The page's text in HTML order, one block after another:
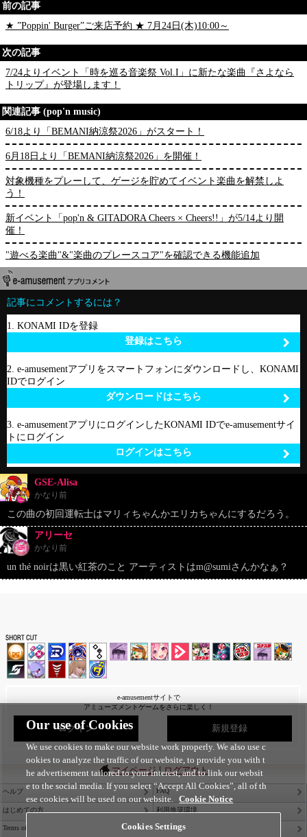
前の記事
★ ”Poppin' Burger”ご来店予約 ★ 7月24日(木)10:00～
次の記事
7/24よりイベント「時を巡る音楽祭 Vol.I」に新たな楽曲『さよなら
トリップ』が登場します！
関連記事 (pop'n music)
6/18より「BEMANI納涼祭2026」がスタート！
6月18日より「BEMANI納涼祭2026」を開催！
対象機種をプレーして、ゲージを貯めてイベント楽曲を解禁しよ
う！
新イベント「pop'n & GITADORA Cheers × Cheers!!」が5/14より開
催！
"遊べる楽曲"&"楽曲のプレースコア"を確認できる機能追加
記事にコメントするには？
1. KONAMI IDを登録
登録はこちら
2. e-amusementアプリをスマートフォンにダウンロードし、KONAMI
IDでログイン
ダウンロードはこちら
3. e-amusementアプリにログインしたKONAMI IDでe-amusementサイ
トにログイン
ログインはこちら
GSE-Alisa
かなり前
この曲の初回運転士はマリィちゃんかエリカちゃんにするだろう。
アリーセ
かなり前
un thé noirは黒い紅茶のこと アーティストはm@sumiさんかなぁ？
e-amusementサイトで
アミューズメントゲームをさらに楽しく！
ログイン 新規登録
マイページ|ログアウト
ヘルプ FAQ
はじめての方 利用推奨環境
Terms of Service Privacy Policy
Our use of Cookies
We use cookies to make our website work properly. We also use c
ookies to analyze the traffic of our website, to provide you with t
he advertisement tailored to your interest, and to link our websit
e to the social media. If you select “Accept All Cookies”, all of th
ese cookies will be used on our website. Cookie Notice
Cookies Settings